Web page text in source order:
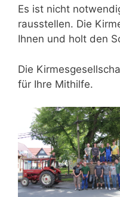
Es ist nicht
rausstellen. Die
Ihnen und holt den
Die
für Ihre Mithilfe.